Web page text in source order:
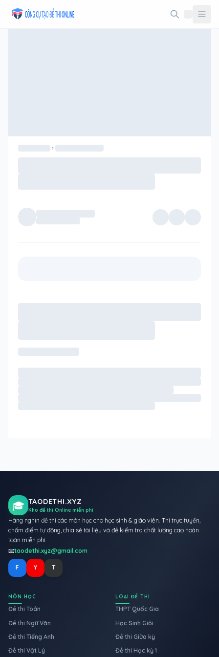
🎓 TAODETHI.XYZ
Kho đề thi Online miễn phí
Hàng nghìn đề thi các môn học cho học sinh & giáo viên. Thi trực tuyến,
chấm điểm tự động, chia sẻ tài liệu và đề kiểm tra chất lượng cao hoàn
toàn miễn phí.
📧taodethi.xyz@gmail.com
F Y T
MÔN HỌC
Đề thi Toán
Đề thi Ngữ Văn
Đề thi Tiếng Anh
Đề thi Vật Lý
LOẠI ĐỀ THI
THPT Quốc Gia
Học Sinh Giỏi
Đề thi Giữa kỳ
Đề thi Học kỳ 1